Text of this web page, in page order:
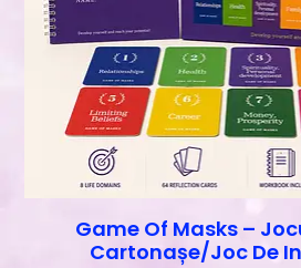
Game Of Masks –
Cartonașe/joc De